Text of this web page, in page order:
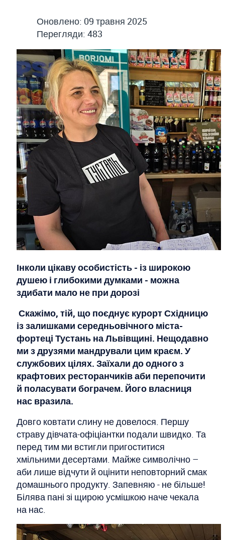
Оновлено: 09 травня 2025
Перегляди: 483
Інколи цікаву особистість - із широкою
душею і глибокими думками - можна
здибати мало не при дорозі
Скажімо, тій, що поєднує курорт Східницю
із залишками середньовічного міста-
фортеці Тустань на Львівщині. Нещодавно
ми з друзями мандрували цим краєм. У
службових цілях. Заїхали до одного з
крафтових ресторанчиків аби перепочити
й поласувати бограчем. Його власниця
нас вразила.
Довго ковтати слину не довелося. Першу
страву дівчата-офіціантки подали швидко. Та
перед тим ми встигли пригоститися
хмільними десертами. Майже символічно –
аби лише відчути й оцінити неповторний смак
домашнього продукту. Запевняю - не більше!
Білява пані зі щирою усмішкою наче чекала
на нас.